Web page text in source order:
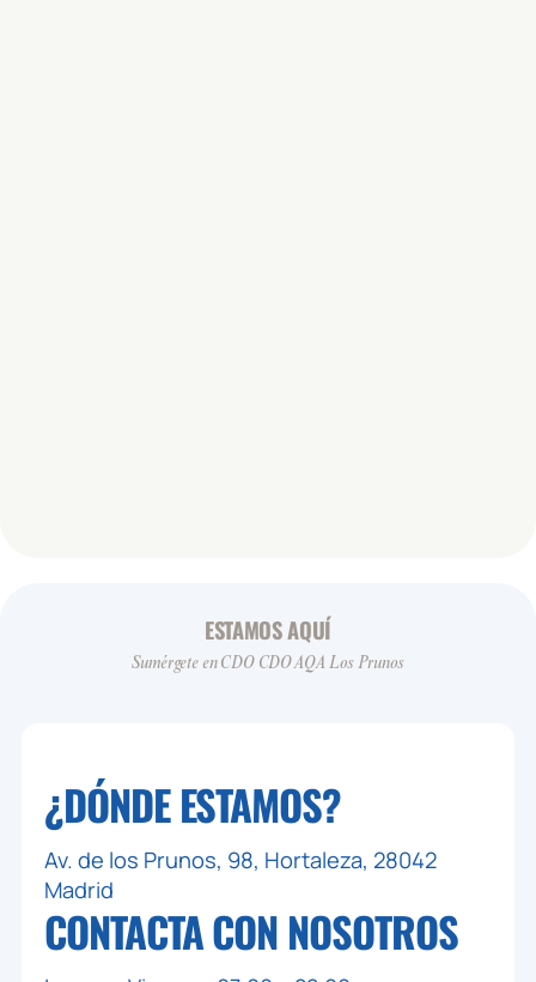
ESTAMOS AQUÍ
Sumérgete en CDO CDO AQA Los Prunos
¿DÓNDE ESTAMOS?
Av. de los Prunos, 98, Hortaleza, 28042
Madrid
CONTACTA CONNOSOTROS